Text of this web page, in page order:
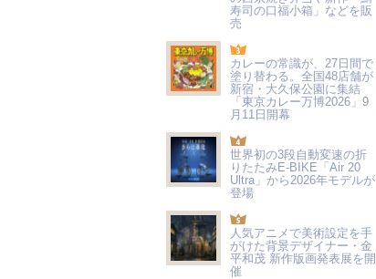
寿司の口福小箱」などを販
売
カレーの常識が、27日間で
塗り替わる。全国48店舗が
新宿・大久保公園に集結
「東京カレー万博2026」9
月11日開幕
世界初の3段自動変速の折
りたたみE-BIKE「Air 20
Ultra」から2026年モデルが
登場
人気アニメで美術設定を手
がけた背景デザイナー・金
平和茂 新作版画発表展を開
催